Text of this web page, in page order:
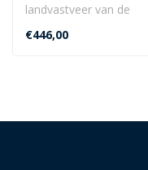
landvastveer van de
familie. De innovatieve,
stille en d..
€446,00